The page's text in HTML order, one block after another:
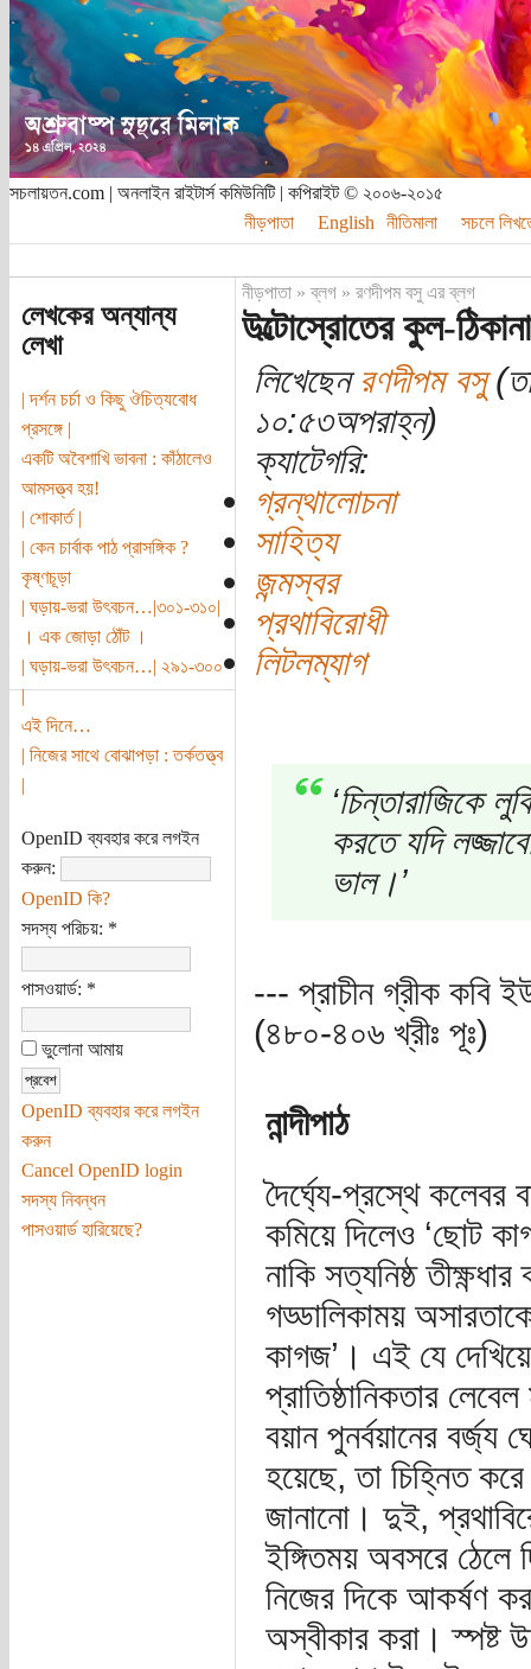
সচলায়তন.com | অনলাইন রাইটার্স কমিউনিটি | কপিরাইট © ২০০৬-২০১৫
নীড়পাতা
English নীতিমালা সচলে
লেখকের অন্যান্য
লেখা
| দর্শন চর্চা ও কিছু ঔচিত্যবোধ
প্রসঙ্গে |
একটি অবৈশাখি ভাবনা : কাঁঠালেও
আমসত্ত্ব হয়!
| শোকার্ত |
| কেন চার্বাক পাঠ প্রাসঙ্গিক ?
কৃষ্ণচূড়া
| ঘড়ায়-ভরা উৎবচন…|৩০১-৩১০|
। এক জোড়া ঠোঁট ।
| ঘড়ায়-ভরা উৎবচন…| ২৯১-৩০০
|
এই দিনে…
| নিজের সাথে বোঝাপড়া : তর্কতত্ত্ব
|
OpenID ব্যবহার করে লগইন
করুন:
OpenID কি?
সদস্য পরিচয়: *
পাসওয়ার্ড: *
ভুলোনা আমায়
OpenID ব্যবহার করে লগইন
করুন
Cancel OpenID login
সদস্য নিবন্ধন
পাসওয়ার্ড হারিয়েছে?
নীড়পাতা»ব্লগ» রণদীপম বসু এর ব্লগ
উল্টোস্রোতের কুল-
লিখেছেনরণদীপম বসু
১০:৫৩অপরাহ্ন)
ক্যাটেগরি:
গ্রন্থালোচনা
সাহিত্য
জন্মস্বর
প্রথাবিরোধী
লিটলম্যাগ
‘চিন্তারাজিকে
করতে যদি
ভাল।’
--- প্রাচীন গ্রীক কবি
(৪৮০-৪০৬ খ্রীঃ পূঃ)
নান্দীপাঠ
দৈর্ঘ্যে-প্রস্থে কলেবর
কমিয়ে দিলেও ‘ছোট
নাকি সত্যনিষ্ঠ
গড্ডালিকাময়
কাগজ’। এই যে
প্রাতিষ্ঠানিকতার
বয়ান পুনর্বয়ানের বর্জ্য
হয়েছে, তা চিহ্নিত
জানানো। দুই,
ইঙ্গিতময় অবসরে ঠেলে
নিজের দিকে আকর্ষণ
অস্বীকার করা। স্পষ্ট